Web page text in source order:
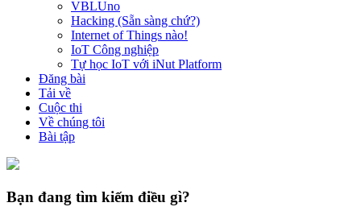
VBLUno
Hacking (Sẵn sàng chứ?)
Internet of Things nào!
IoT Công nghiệp
Tự học IoT với iNut Platform
Đăng bài
Tải về
Cuộc thi
Về chúng tôi
Bài tập
Bạn đang tìm kiếm điều gì?